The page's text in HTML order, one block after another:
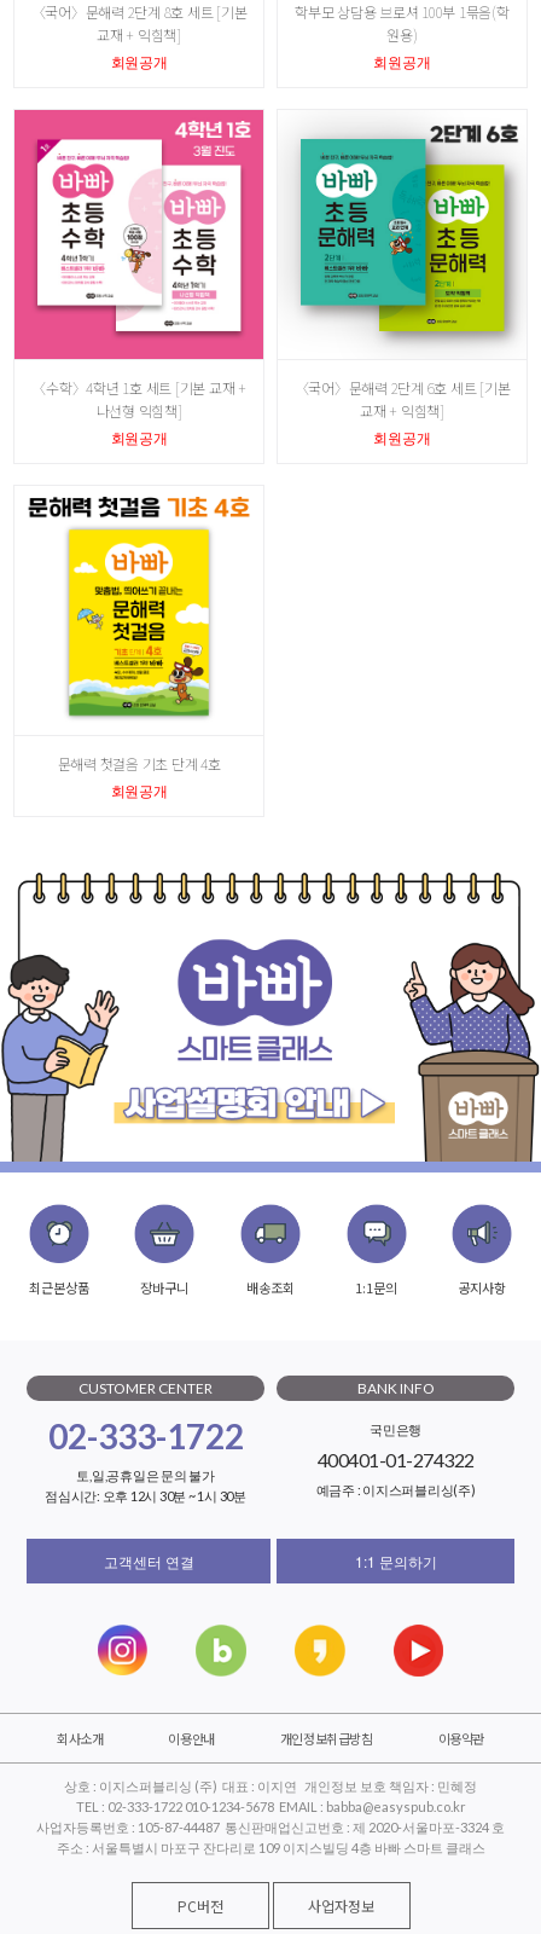
〈국어〉문해력 2단계 8호 세트 [기본
교재 + 익힘책]
회원공개
학부모 상담용 브로셔 100부 1묶음(학
원용)
회원공개
〈수학〉4학년 1호 세트 [기본 교재 +
나선형 익힘책]
회원공개
〈국어〉문해력 2단계 6호 세트 [기본
교재 + 익힘책]
회원공개
문해력 첫걸음 기초 단계 4호
회원공개
최근본상품 장바구니 배송조회 1:1문의 공지사항
CUSTOMER CENTER
02-333-1722
토,일,공휴일은 문의 불가
점심시간: 오후 12시 30분 ~ 1시 30분
BANK INFO
국민은행
400401-01-274322
예금주 : 이지스퍼블리싱(주)
고객센터 연결 1:1 문의하기
회사소개 이용안내 개인정보취급방침 이용약관
상호 : 이지스퍼블리싱 (주) 대표 : 이지연 개인정보 보호 책임자 : 민혜정
TEL : 02-333-1722 010-1234-5678 EMAIL : babba@easyspub.co.kr
사업자등록번호 : 105-87-44487 통신판매업신고번호 : 제 2020-서울마포-3324 호
주소 : 서울특별시 마포구 잔다리로 109 이지스빌딩 4층 바빠 스마트 클래스
PC버전 사업자정보